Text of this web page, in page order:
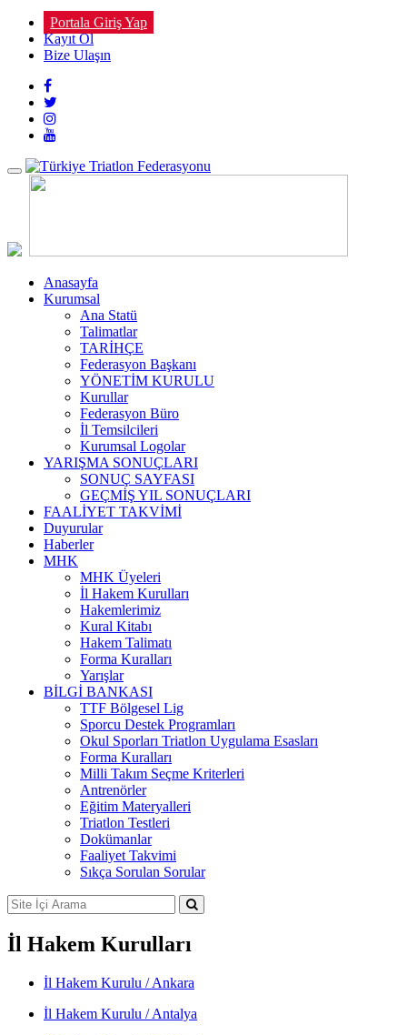
Portala Giriş Yap
Kayıt Ol
Bize Ulaşın
Toggle
navigation
Anasayfa
Kurumsal
Ana Statü
Talimatlar
TARİHÇE
Federasyon Başkanı
YÖNETİM KURULU
Kurullar
Federasyon Büro
İl Temsilcileri
Kurumsal Logolar
YARIŞMA SONUÇLARI
SONUÇ SAYFASI
GEÇMİŞ YIL SONUÇLARI
FAALİYET TAKVİMİ
Duyurular
Haberler
MHK
MHK Üyeleri
İl Hakem Kurulları
Hakemlerimiz
Kural Kitabı
Hakem Talimatı
Forma Kuralları
Yarışlar
BİLGİ BANKASI
TTF Bölgesel Lig
Sporcu Destek Programları
Okul Sporları Triatlon Uygulama Esasları
Forma Kuralları
Milli Takım Seçme Kriterleri
Antrenörler
Eğitim Materyalleri
Triatlon Testleri
Dokümanlar
Faaliyet Takvimi
Sıkça Sorulan Sorular
İl Hakem Kurulları
İl Hakem Kurulu / Ankara
İl Hakem Kurulu / Antalya